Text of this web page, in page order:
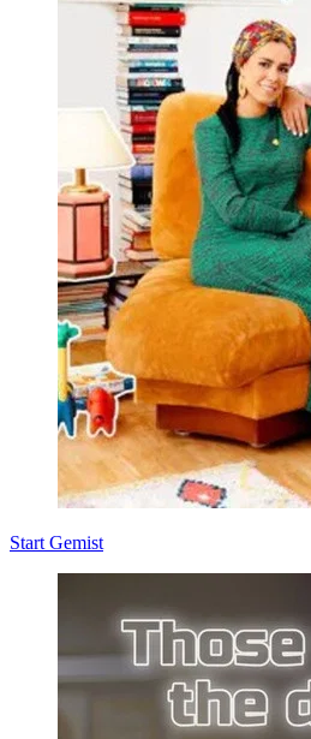
Start Gemist